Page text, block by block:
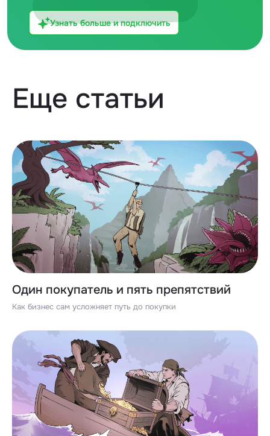
Узнать больше и подключить
Еще статьи
Один покупатель и пять препятствий
Как бизнес сам усложняет путь до покупки